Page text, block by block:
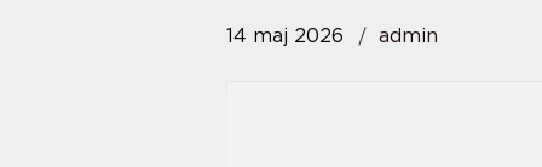
14 maj 2026 admin